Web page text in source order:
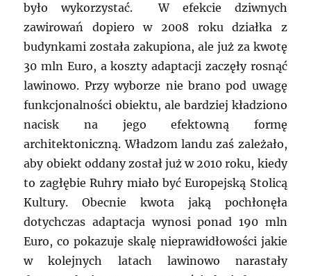
było wykorzystać. W efekcie dziwnych
zawirowań dopiero w 2008 roku działka z
budynkami została zakupiona, ale już za kwotę
30 mln Euro, a koszty adaptacji zaczęły rosnąć
lawinowo. Przy wyborze nie brano pod uwagę
funkcjonalności obiektu, ale bardziej kładziono
nacisk na jego efektowną formę
architektoniczną. Władzom landu zaś zależało,
aby obiekt oddany został już w 2010 roku, kiedy
to zagłębie Ruhry miało być Europejską Stolicą
Kultury. Obecnie kwota jaką pochłonęła
dotychczas adaptacja wynosi ponad 190 mln
Euro, co pokazuje skalę nieprawidłowości jakie
w kolejnych latach lawinowo narastały